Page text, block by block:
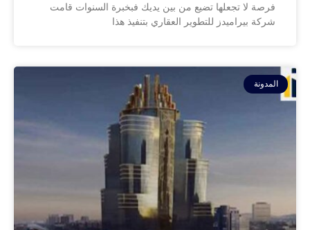
فرصة لا تجعلها تضيع من بين يديك فبخبرة السنوات قامت
شركة بيراميدز للتطوير العقاري بتنفيذ هذا
المدونة